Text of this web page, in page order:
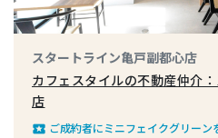
スタートライン亀戸副都心店
カフェスタイルの不動産仲介
店
local_play ご成約者にミニフェイクグリーン